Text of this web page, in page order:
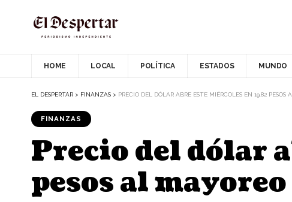
HOME LOCAL POLÍTICA ESTADOS MUNDO
EL DESPERTAR > FINANZAS > PRECIO DEL DÓLAR ABRE ESTE MIÉRCOLES EN 19.82 PESOS
FINANZAS
Precio del dólar
pesos al mayoreo